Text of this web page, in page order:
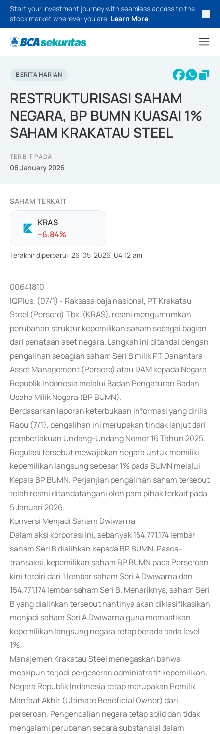
Start your investment journey with seamless access to the
stock market wherever you are. Learn More
BERITA HARIAN
RESTRUKTURISASI SAHAM
NEGARA, BP BUMN KUASAI 1%
SAHAM KRAKATAU STEEL
TERBIT PADA
06 January 2026
SAHAM TERKAIT
KRAS
--6.84%
Terakhir diperbarui: 26-05-2026, 04:12:am
00641810
IQPlus, (07/1) - Raksasa baja nasional, PT Krakatau
Steel (Persero) Tbk. (KRAS), resmi mengumumkan
perubahan struktur kepemilikan saham sebagai bagian
dari penataan aset negara. Langkah ini ditandai dengan
pengalihan sebagian saham Seri B milik PT Danantara
Asset Management (Persero) atau DAM kepada Negara
Republik Indonesia melalui Badan Pengaturan Badan
Usaha Milik Negara (BP BUMN).
Berdasarkan laporan keterbukaan informasi yang dirilis
Rabu (7/1), pengalihan ini merupakan tindak lanjut dari
pemberlakuan Undang-Undang Nomor 16 Tahun 2025.
Regulasi tersebut mewajibkan negara untuk memiliki
kepemilikan langsung sebesar 1% pada BUMN melalui
Kepala BP BUMN. Perjanjian pengalihan saham tersebut
telah resmi ditandatangani oleh para pihak terkait pada
5 Januari 2026.
Konversi Menjadi Saham Dwiwarna
Dalam aksi korporasi ini, sebanyak 154.771.174 lembar
saham Seri B dialihkan kepada BP BUMN. Pasca-
transaksi, kepemilikan saham BP BUMN pada Perseroan
kini terdiri dari 1 lembar saham Seri A Dwiwarna dan
154.771.174 lembar saham Seri B. Menariknya, saham Seri
B yang dialihkan tersebut nantinya akan diklasifikasikan
menjadi saham Seri A Dwiwarna guna memastikan
kepemilikan langsung negara tetap berada pada level
1%.
Manajemen Krakatau Steel menegaskan bahwa
meskipun terjadi pergeseran administratif kepemilikan,
Negara Republik Indonesia tetap merupakan Pemilik
Manfaat Akhir (Ultimate Beneficial Owner) dari
perseroan. Pengendalian negara tetap solid dan tidak
mengalami perubahan secara substansial dalam